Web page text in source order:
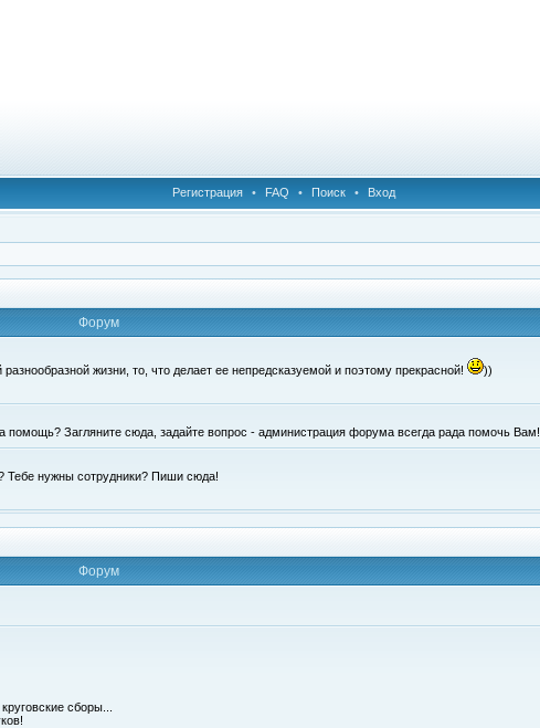
Регистрация • FAQ • Поиск • Вход
Форум
жизни, то, что делает ее непредсказуемой и поэтому прекрасной!
))
Загляните сюда, задайте вопрос - администрация форума всегда рада помочь Вам!
Тебе нужны сотрудники? Пиши сюда!
Форум
сборы...